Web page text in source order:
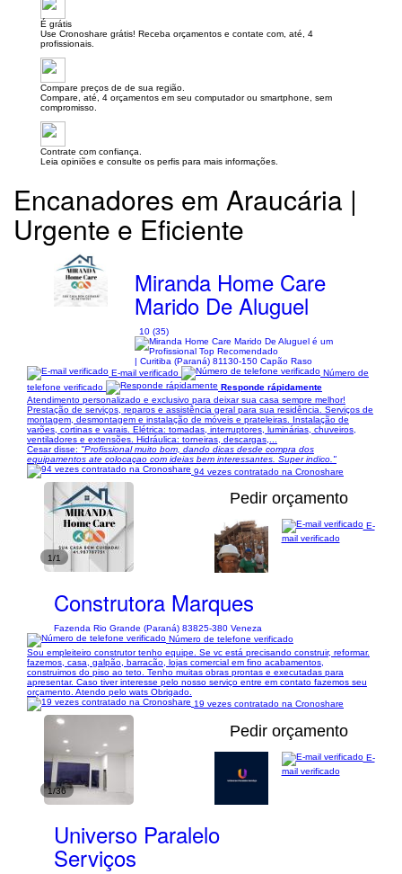
É grátis
Use Cronoshare grátis! Receba orçamentos e contate com, até, 4
profissionais.
Compare preços de de sua região.
Compare, até, 4 orçamentos em seu computador ou smartphone, sem
compromisso.
Contrate com confiança.
Leia opiniões e consulte os perfis para mais informações.
Encanadores em Araucária |
Urgente e Eficiente
Miranda Home Care
Marido De Aluguel
10 (35)
| Curitiba (Paraná) 81130-150 Capão Raso
E-mail verificado
Número de
telefone verificado
Responde rápidamente
Atendimento personalizado e exclusivo para deixar sua casa sempre melhor!
Prestação de serviços, reparos e assistência geral para sua residência. Serviços de
montagem, desmontagem e instalação de móveis e prateleiras. Instalação de
varões, cortinas e varais. Elétrica: tomadas, interruptores, luminárias, chuveiros,
ventiladores e extensões. Hidráulica: torneiras, descargas,...
Cesar disse: "Profissional muito bom, dando dicas desde compra dos
equipamentos ate colocaçao com ideias bem interessantes. Super indico."
94 vezes contratado na Cronoshare
1/1
Pedir orçamento
Construtora Marques
Fazenda Rio Grande (Paraná) 83825-380 Veneza
E-
mail verificado
Número de telefone verificado
Sou empleiteiro construtor tenho equipe. Se vc está precisando construir, reformar.
fazemos, casa, galpão, barracão, lojas comercial em fino acabamentos,
construimos do piso ao teto. Tenho muitas obras prontas e executadas para
apresentar. Caso tiver interesse pelo nosso serviço entre em contato fazemos seu
orçamento. Atendo pelo wats Obrigado.
19 vezes contratado na Cronoshare
1/36
Pedir orçamento
Universo Paralelo
Serviços
E-
mail verificado